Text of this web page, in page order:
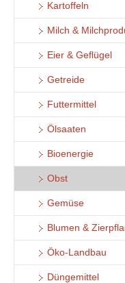
Kartoffeln
Milch &
Eier & Geflügel
Getreide
Futtermittel
Ölsaaten
Bioenergie
Obst
Gemüse
Blumen &
Öko-Landbau
Düngemittel